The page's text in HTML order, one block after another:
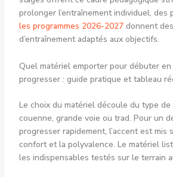
prolonger l’entraînement individuel, des
les programmes 2026-2027donnent
d’entraînement adaptés aux objectifs.
Quel matériel emporter pour débuter
progresser : guide pratique et tableau
Le choix du matériel découle du type de
couenne, grande voie ou trad. Pour un
progresser rapidement, l’accent est mis
confort et la polyvalence. Le matériel
les indispensables testés sur le terrain